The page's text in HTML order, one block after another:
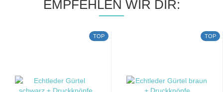
EMPFEHLEN WIR DIR:
TOP TOP